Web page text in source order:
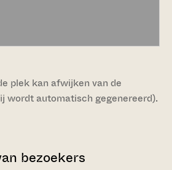
plek kan afwijken van de
wordt automatisch gegenereerd).
bezoekers